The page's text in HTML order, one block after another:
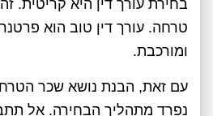
בחירת עורך דין היא קריטית.
טרחה. עורך דין טוב הוא
ומורכבת.
עם זאת, הבנת נושא שכר
נפרד מתהליך הבחירה. אל